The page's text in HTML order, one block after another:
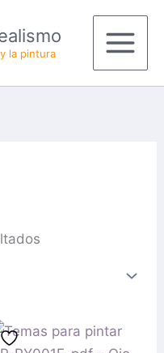
la pintura
Main
Menu
los
últimos